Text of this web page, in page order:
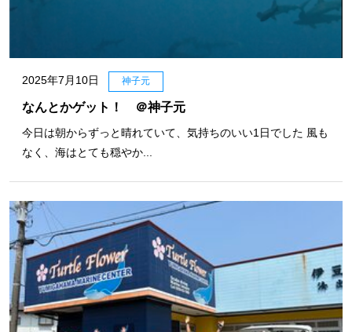
2025年7月10日 神子元
なんとかゲット！ ＠神子元
今日は朝からずっと晴れていて、気持ちのいい1日でした 風も
なく、海はとても穏やか...